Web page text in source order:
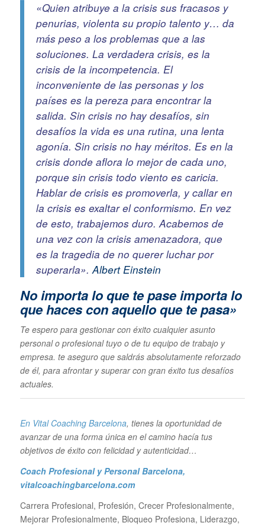
«Quien atribuye a la crisis sus fracasos y
penurias, violenta su propio talento y… da
más peso a los problemas que a las
soluciones. La verdadera crisis, es la
crisis de la incompetencia. El
inconveniente de las personas y los
países es la pereza para encontrar la
salida. Sin crisis no hay desafíos, sin
desafíos la vida es una rutina, una lenta
agonía. Sin crisis no hay méritos. Es en la
crisis donde aflora lo mejor de cada uno,
porque sin crisis todo viento es caricia.
Hablar de crisis es promoverla, y callar en
la crisis es exaltar el conformismo. En vez
de esto, trabajemos duro. Acabemos de
una vez con la crisis amenazadora, que
es la tragedia de no querer luchar por
superarla».Albert Einstein
No importa lo que te pase importa lo
que haces con aquello que te pasa»
Te espero para gestionar con éxito cualquier asunto
personal o profesional tuyo o de tu equipo de trabajo y
empresa. te aseguro que saldrás absolutamente reforzado
de él, para afrontar y superar con gran éxito tus desafíos
actuales.
En Vital Coaching Barcelona, tienes la oportunidad de
avanzar de una forma única en el camino hacía tus
objetivos de éxito con felicidad y autenticidad…
Coach Profesional y Personal Barcelona,
vitalcoachingbarcelona.com
Carrera Profesional, Profesión, Crecer Profesionalmente,
Mejorar Profesionalmente, Bloqueo Profesiona, Liderazgo,